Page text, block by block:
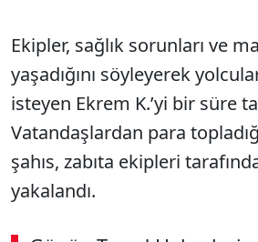
Ekipler, sağlık sorunları ve
yaşadığını söyleyerek
isteyen Ekrem K.’yi bir süre
Vatandaşlardan para
şahıs, zabıta ekipleri
yakalandı.